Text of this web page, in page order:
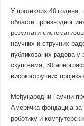
У протеклих 40 година,
области производног
резултати
научних и стручних
публикованих радова
скуповима, 30
високостручних
Међународни научни
Америчка фондација
роботику и